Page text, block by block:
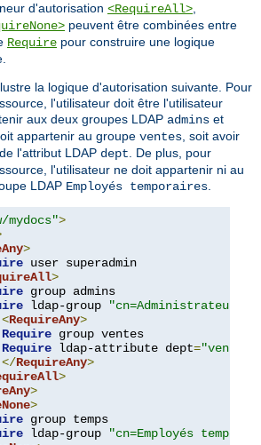
d'autorisation <RequireAll>,
peuvent être combinées entre
Require pour construire une logique
la logique d'autorisation suivante. Pour
l'utilisateur doit être l'utilisateur
aux deux groupes LDAP admins et
appartenir au groupe ventes, soit avoir
l'attribut LDAP dept. De plus, pour
l'utilisateur ne doit appartenir ni au
LDAP Employés temporaires.
mydocs">
>
user superadmin
>
group admins
ldap-group
<RequireAny>
Require group ventes
Require ldap-attribute dept="ventes"
</RequireAny>
>
>
>
group temps
ldap-group
"cn=Employés